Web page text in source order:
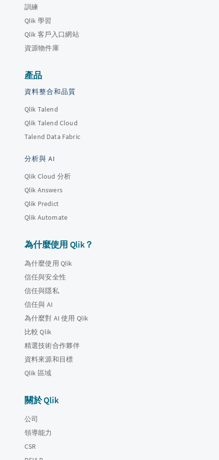
訓練
Qlik 學習
Qlik 客戶入口網站
資源物件庫
產品
資料整合和品質
Qlik Talend
Qlik Talend Cloud
Talend Data Fabric
分析與 AI
Qlik Cloud 分析
Qlik Answers
Qlik Predict
Qlik Automate
為什麼使用 Qlik？
為什麼使用 Qlik
信任與安全性
信任與隱私
信任與 AI
為什麼對 AI 使用 Qlik
比較 Qlik
精選技術合作夥伴
資料來源和目標
Qlik 區域
關於 Qlik
公司
領導能力
CSR